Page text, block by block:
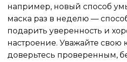
например, новый способ
маска раз в неделю —
подарить уверенность и
настроение. Уважайте свою
доверьтесь проверенным,